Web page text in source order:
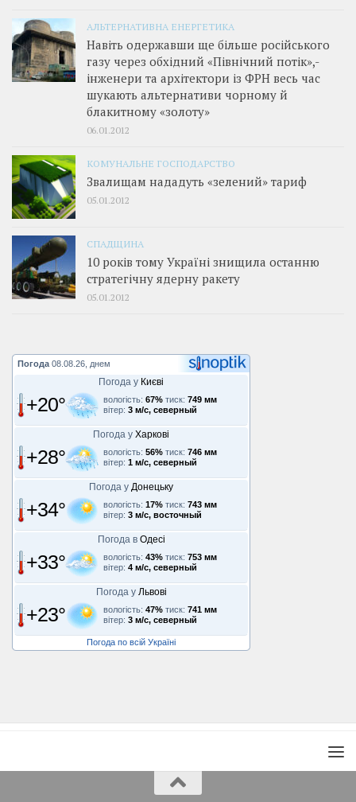
АЛЬТЕРНАТИВНА ЕНЕРГЕТИКА
Навіть одержавши ще більше російського
газу через обхідний «Північний потік»,­
інженери та архітектори із ФРН весь час
шукають альтернативи чорному й
блакитному «золоту»
06.01.2012
КОМУНАЛЬНЕ ГОСПОДАРСТВО
Звалищам нададуть «зелений» тариф
05.01.2012
СПАДЩИНА
10 років тому Україні знищила останню
стратегічну ядерну ракету
05.01.2012
Погода 08.08.26, днем
Погода у Києві
+20° вологість: 67% тиск: 749 мм
вітер: 3 м/с, северный
Погода у Харкові
+28° вологість: 56% тиск: 746 мм
вітер: 1 м/с, северный
Погода у Донецьку
+34° вологість: 17% тиск: 743 мм
вітер: 3 м/с, восточный
Погода в Одесі
+33° вологість: 43% тиск: 753 мм
вітер: 4 м/с, северный
Погода у Львові
+23° вологість: 47% тиск: 741 мм
вітер: 3 м/с, северный
Погода по всій Україні